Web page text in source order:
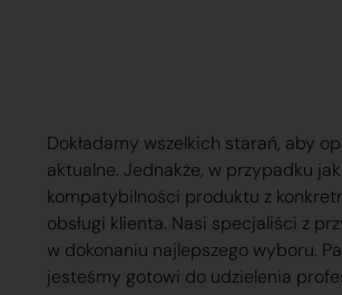
Dokładamy wszelkich starań, aby
aktualne. Jednakże, w przypadku
kompatybilności produktu z
obsługi klienta. Nasi specjaliści z
w dokonaniu najlepszego wyboru.
jesteśmy gotowi do udzielenia